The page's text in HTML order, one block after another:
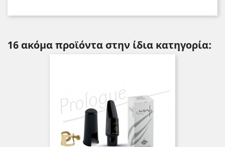
16 ακόμα προϊόντα στην ίδια κατηγορία: